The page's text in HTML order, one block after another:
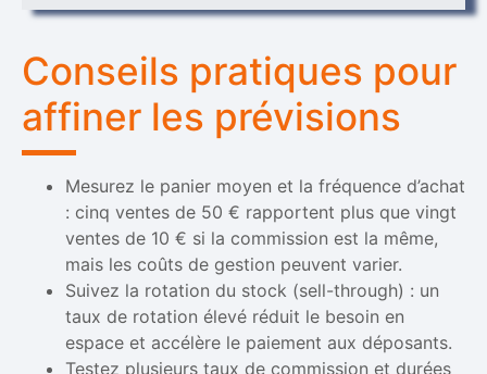
Conseils pratiques pour
affiner les prévisions
Mesurez le panier moyen et la fréquence d’achat
: cinq ventes de 50 € rapportent plus que vingt
ventes de 10 € si la commission est la même,
mais les coûts de gestion peuvent varier.
Suivez la rotation du stock (sell-through) : un
taux de rotation élevé réduit le besoin en
espace et accélère le paiement aux déposants.
Testez plusieurs taux de commission et durées